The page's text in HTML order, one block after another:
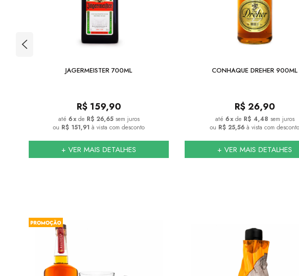
JAGERMEISTER 700ML
R$ 159,90
6x de R$ 26,65 sem juros
ou R$ 151,91 à vista com desconto
+ VER MAIS DETALHES
CONHAQUE DREHER 900ML
R$ 26,90
6x de R$ 4,48 sem juros
ou R$ 25,56 à vista com desconto
+ VER MAIS DETALHES